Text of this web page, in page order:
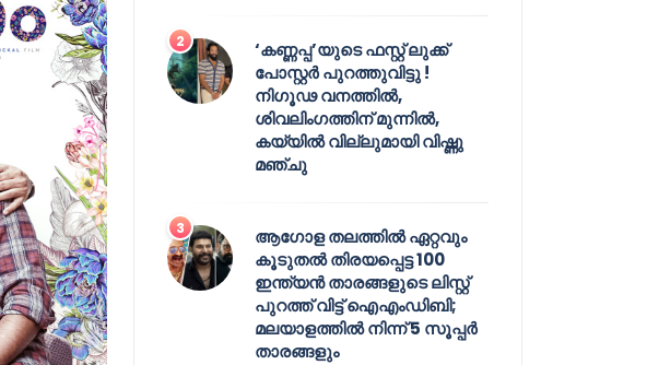
‘കണ്ണപ്പ’യുടെ ഫസ്റ്റ് ലുക്ക്
പോസ്റ്റർ പുറത്തുവിട്ടു !
നിഗൂഢ വനത്തിൽ,
ശിവലിംഗത്തിന് മുന്നിൽ,
കയ്യിൽ വില്ലുമായി വിഷ്ണു
മഞ്ചു
ആഗോള തലത്തിൽ ഏറ്റവും
കൂടുതൽ തിരയപ്പെട്ട 100
ഇന്ത്യൻ താരങ്ങളുടെ ലിസ്റ്റ്
പുറത്ത് വിട്ട് ഐഎംഡിബി;
മലയാളത്തിൽ നിന്ന് 5 സൂപ്പർ
താരങ്ങളും